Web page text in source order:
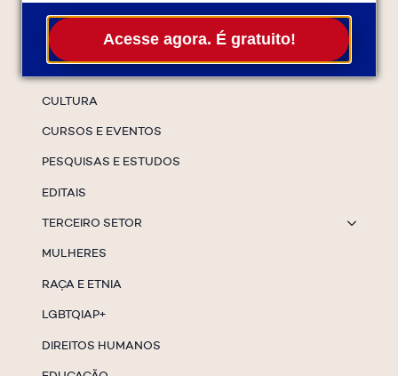
Acesse agora. É gratuito!
Temas
CULTURA
CURSOS E EVENTOS
PESQUISAS E ESTUDOS
EDITAIS
TERCEIRO SETOR
MULHERES
RAÇA E ETNIA
LGBTQIAP+
DIREITOS HUMANOS